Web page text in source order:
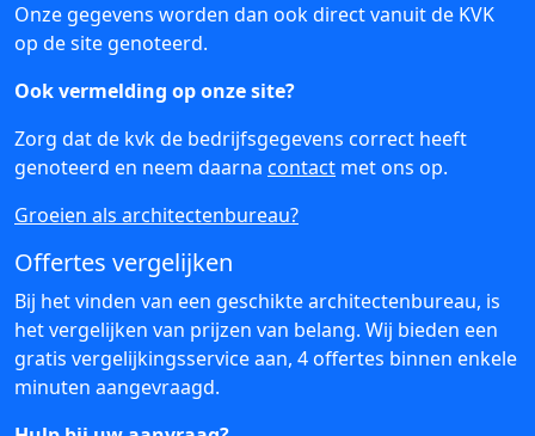
Onze gegevens worden dan ook direct vanuit de KVK
op de site genoteerd.
Ook vermelding op onze site?
Zorg dat de kvk de bedrijfsgegevens correct heeft
genoteerd en neem daarna contact met ons op.
Groeien als architectenbureau?
Offertes vergelijken
Bij het vinden van een geschikte architectenbureau, is
het vergelijken van prijzen van belang. Wij bieden een
gratis vergelijkingsservice aan, 4 offertes binnen enkele
minuten aangevraagd.